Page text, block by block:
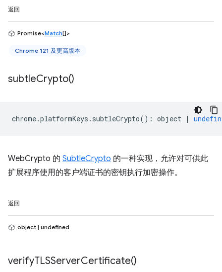
返回
Promise<Match[]>
Chrome 121 及更高版本
subtleCrypto()
chrome.platformKeys . subtleCrypto() : object |
WebCrypto 的 SubtleCrypto 的一种实现，允许对可供此
扩展程序使用的客户端证书的密钥执行加密操作。
返回
object | undefined
verifyTLSServerCertificate()